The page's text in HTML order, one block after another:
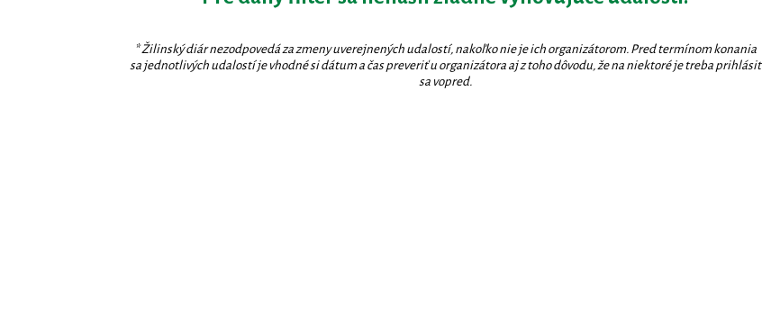
* Žilinský diár nezodpovedá za zmeny uverejnených udalostí, nakoľko nie je ich organizátorom. Pred termínom konania
sa jednotlivých udalostí je vhodné si dátum a čas preveriť u organizátora aj z toho dôvodu, že na niektoré je treba prihlásiť
sa vopred.